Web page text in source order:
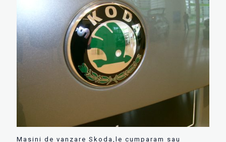
Masini de vanzare Skoda,le cumparam sau